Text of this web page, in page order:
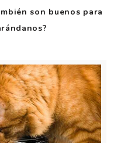
son buenos para